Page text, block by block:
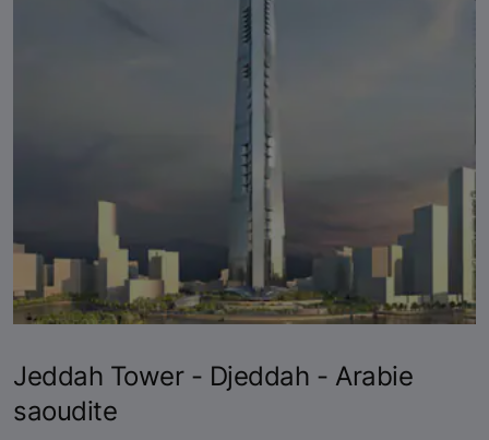
Jeddah Tower - Djeddah - Arabie
saoudite